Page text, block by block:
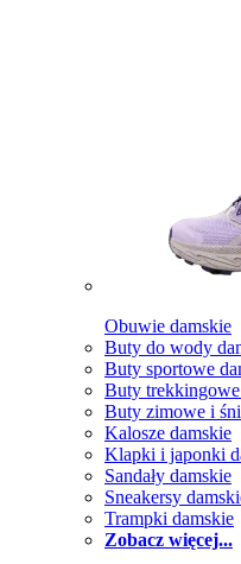
Obuwie damskie
Buty do wody
Buty sportowe
Buty
Buty zimowe i
Kalosze damskie
Klapki i japonki
Sandały damskie
Sneakersy
Trampki damskie
Zobacz więcej...